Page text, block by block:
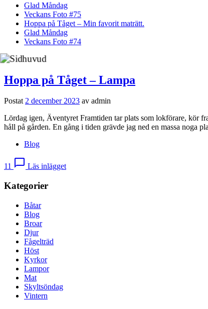
Glad Måndag
Veckans Foto #75
Hoppa på Tåget – Min favorit maträtt.
Glad Måndag
Veckans Foto #74
Hoppa på Tåget – Lampa
Postat2 december 2023 av admin
Lördag igen, Äventyret Framtiden tar plats som lokförare, kör
håll på gården. En gång i tiden grävde jag ned en massa noga
Blog
11 chat_bubble_outline Läs inlägget
Kategorier
Båtar
Blog
Broar
Djur
Fågelträd
Höst
Kyrkor
Lampor
Mat
Skyltsöndag
Vintern